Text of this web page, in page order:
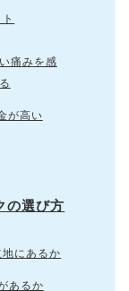
痛みを感
が高い
の選び方
にあるか
あるか